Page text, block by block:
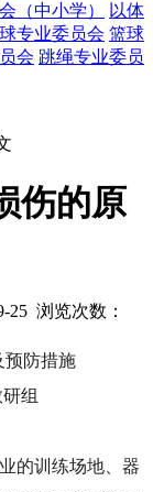
（中小学）
以体
专业委员会 篮球
会 跳绳专业委员
伤的原
25 浏览次数：
预防措施
组
的训练场地、器